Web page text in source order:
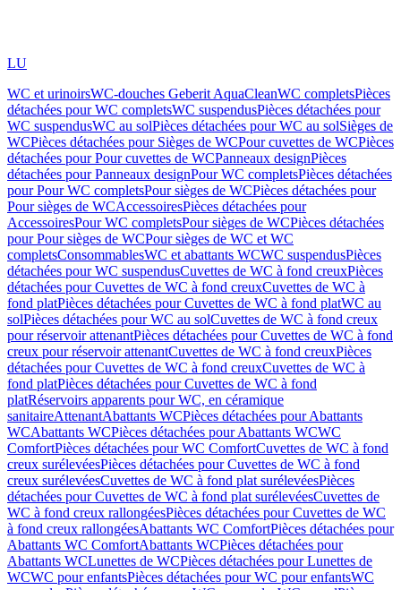
LU
WC et urinoirsWC-douches Geberit AquaCleanWC completsPièces
détachées pour WC completsWC suspendusPièces détachées pour
WC suspendusWC au solPièces détachées pour WC au solSièges de
WCPièces détachées pour Sièges de WCPour cuvettes de WCPièces
détachées pour Pour cuvettes de WCPanneaux designPièces
détachées pour Panneaux designPour WC completsPièces détachées
pour Pour WC completsPour sièges de WCPièces détachées pour
Pour sièges de WCAccessoiresPièces détachées pour
AccessoiresPour WC completsPour sièges de WCPièces détachées
pour Pour sièges de WCPour sièges de WC et WC
completsConsommablesWC et abattants WCWC suspendusPièces
détachées pour WC suspendusCuvettes de WC à fond creuxPièces
détachées pour Cuvettes de WC à fond creuxCuvettes de WC à
fond platPièces détachées pour Cuvettes de WC à fond platWC au
solPièces détachées pour WC au solCuvettes de WC à fond creux
pour réservoir attenantPièces détachées pour Cuvettes de WC à fond
creux pour réservoir attenantCuvettes de WC à fond creuxPièces
détachées pour Cuvettes de WC à fond creuxCuvettes de WC à
fond platPièces détachées pour Cuvettes de WC à fond
platRéservoirs apparents pour WC, en céramique
sanitaireAttenantAbattants WCPièces détachées pour Abattants
WCAbattants WCPièces détachées pour Abattants WCWC
ComfortPièces détachées pour WC ComfortCuvettes de WC à fond
creux surélevéesPièces détachées pour Cuvettes de WC à fond
creux surélevéesCuvettes de WC à fond plat surélevéesPièces
détachées pour Cuvettes de WC à fond plat surélevéesCuvettes de
WC à fond creux rallongéesPièces détachées pour Cuvettes de WC
à fond creux rallongéesAbattants WC ComfortPièces détachées pour
Abattants WC ComfortAbattants WCPièces détachées pour
Abattants WCLunettes de WCPièces détachées pour Lunettes de
WCWC pour enfantsPièces détachées pour WC pour enfantsWC